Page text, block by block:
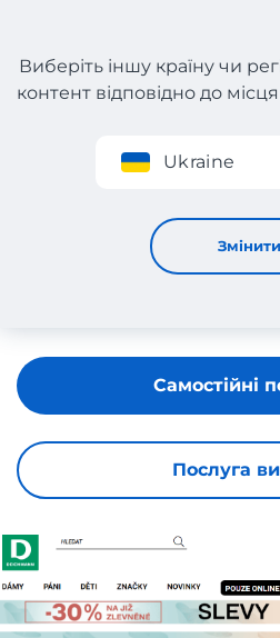
Реєстрація
Виберіть іншу країну чи
контент відповідно до
Ukraine
Змінити
DEICHMANN
Послуга
Самостійні